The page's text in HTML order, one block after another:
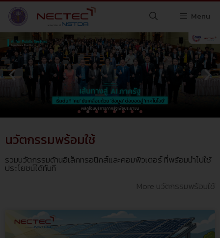
Menu
นวัตกรรมพร้อมใช้
รวมนวัตกรรมด้านอิเล็กทรอนิกส์และคอมพิวเตอร์ ที่พร้อมนำไปใช้
ประโยชน์ได้ทันที
More นวัตกรรมพร้อมใช้